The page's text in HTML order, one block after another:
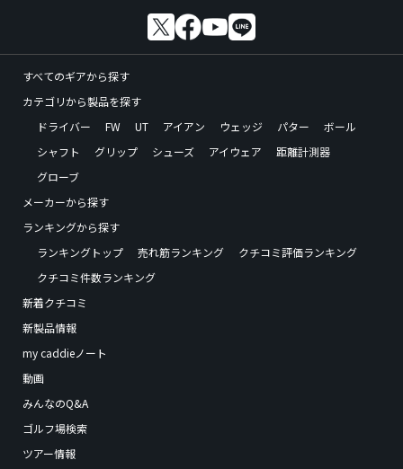
すべてのギアから探す
カテゴリから製品を探す
ドライバー
FW UT アイアン ウェッジ パター
ボール
シャフト
グリップ シューズ アイウェア
距離計測器
グローブ
メーカーから探す
ランキングから探す
ランキングトップ
売れ筋ランキング
クチコミ評価ランキング
クチコミ件数ランキング
新着クチコミ
新製品情報
my caddieノート
動画
みんなのQ&A
ゴルフ場検索
ツアー情報